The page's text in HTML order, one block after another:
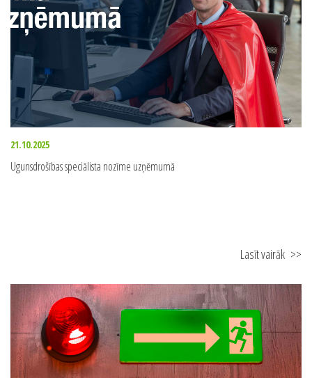
Lasīt vairāk >>
21.10.2025
Ugunsdrošības speciālista nozīme uzņēmumā